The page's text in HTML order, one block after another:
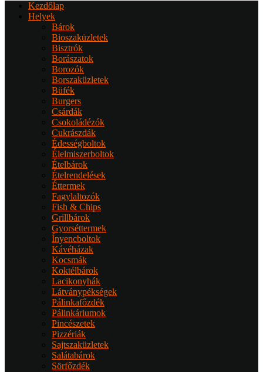
Kezdőlap
Helyek
Bárok
Bioszaküzletek
Bisztrók
Borászatok
Borozók
Borszaküzletek
Büfék
Burgers
Csárdák
Csokoládézók
Cukrászdák
Édességboltok
Élelmiszerboltok
Ételbárok
Ételrendelések
Éttermek
Fagylaltozók
Fish & Chips
Grillbárok
Gyorséttermek
Ínyencboltok
Kávéházak
Kocsmák
Koktélbárok
Lacikonyhák
Látványpékségek
Pálinkafőzdék
Pálinkáriumok
Pincészetek
Pizzériák
Sajtszaküzletek
Salátabárok
Sörfőzdék